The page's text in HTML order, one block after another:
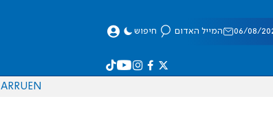
המייל האדום חיפוש
EN
RU
AR